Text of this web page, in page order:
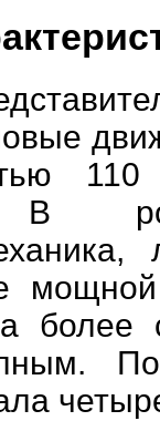
В
более